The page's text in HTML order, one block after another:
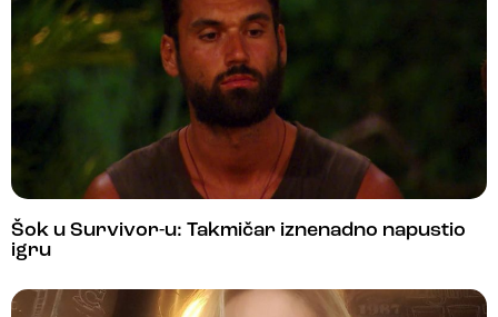
Šok u Survivor-u: Takmičar iznenadno napustio
igru